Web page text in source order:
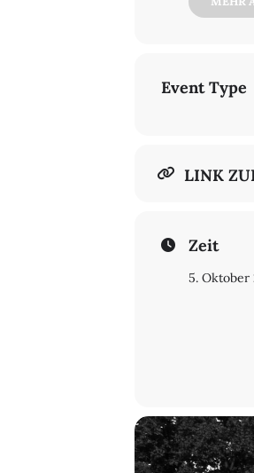
Event Type
LINK
Zeit
5. Oktober